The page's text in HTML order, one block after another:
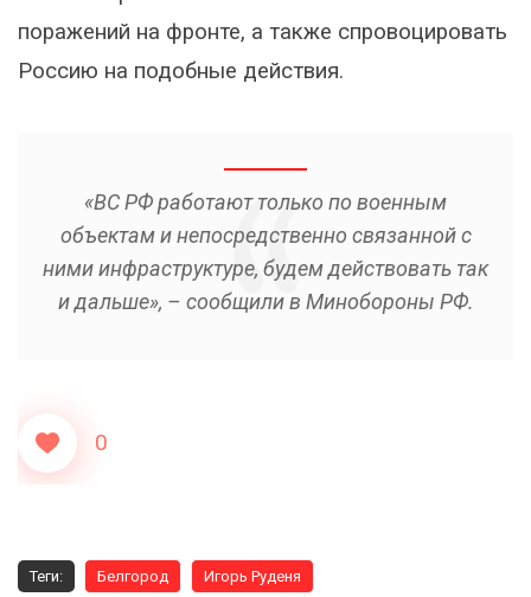
поражений на фронте, а также спровоцировать
Россию на подобные действия.
«ВС РФ работают только по военным
объектам и непосредственно связанной с
ними инфраструктуре, будем действовать так
и дальше», – сообщили в Минобороны РФ.
0
Теги: Белгород Игорь Руденя